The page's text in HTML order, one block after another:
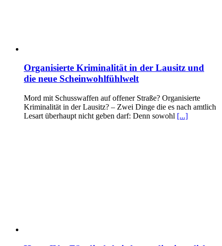
Organisierte Kriminalität in der Lausitz und
die neue Scheinwohlfühlwelt
Mord mit Schusswaffen auf offener Straße? Organisierte
Kriminalität in der Lausitz? – Zwei Dinge die es nach amtlich
Lesart überhaupt nicht geben darf: Denn sowohl [...]